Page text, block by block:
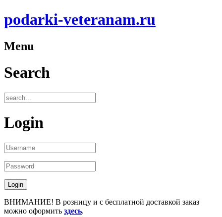
podarki-veteranam.ru
Menu
Search
Login
ВНИМАНИЕ! В розницу и с бесплатной доставкой заказ
можно оформить здесь.